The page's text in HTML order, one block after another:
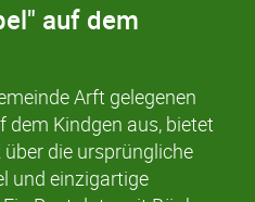
auf dem
Arft gelegenen
dem Kindgen aus, bietet
die ursprüngliche
und einzigartige